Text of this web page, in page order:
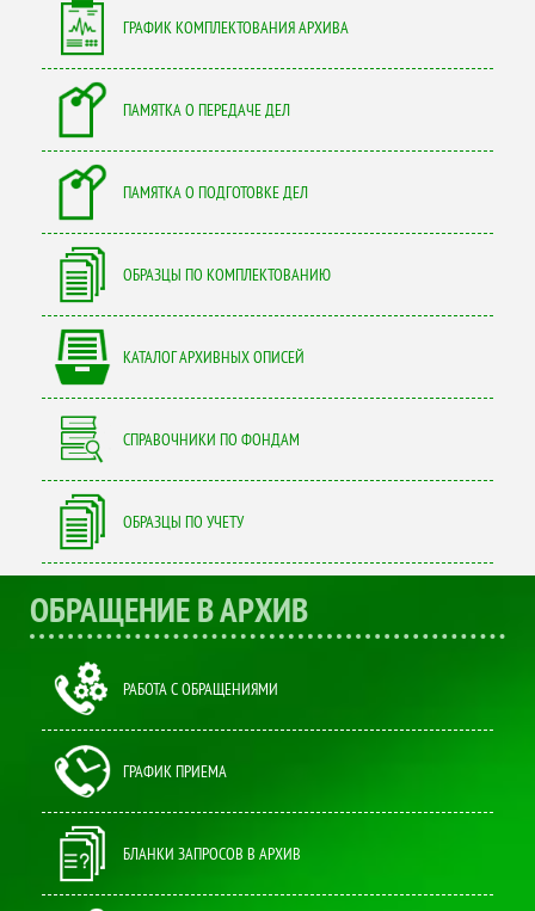
ГРАФИК КОМПЛЕКТОВАНИЯ АРХИВА
ПАМЯТКА О ПЕРЕДАЧЕ ДЕЛ
ПАМЯТКА О ПОДГОТОВКЕ ДЕЛ
ОБРАЗЦЫ ПО КОМПЛЕКТОВАНИЮ
КАТАЛОГ АРХИВНЫХ ОПИСЕЙ
СПРАВОЧНИКИ ПО ФОНДАМ
ОБРАЗЦЫ ПО УЧЕТУ
ОБРАЩЕНИЕ В АРХИВ
РАБОТА С ОБРАЩЕНИЯМИ
ГРАФИК ПРИЕМА
БЛАНКИ ЗАПРОСОВ В АРХИВ